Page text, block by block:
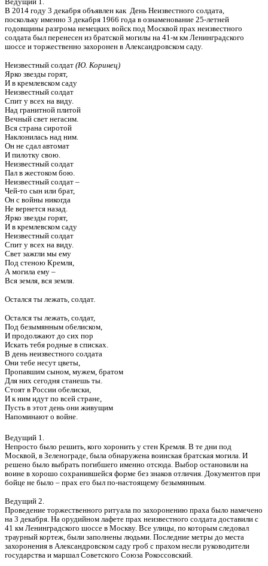
В 2014 году 3 декабря объявлен как День Неизвестного солдата,
поскольку именно 3 декабря 1966 года в ознаменование 25-летней
годовщины разгрома немецких войск под Москвой прах неизвестного
солдата был перенесен из братской могилы на 41-м км Ленинградского
шоссе и торжественно захоронен в Александровском саду.
Неизвестный солдат (Ю. Коринец)
Ярко звезды горят,
И в кремлевском саду
Неизвестный солдат
Спит у всех на виду.
Над гранитной плитой
Вечный свет негасим.
Вся страна сиротой
Наклонилась над ним.
Он не сдал автомат
И пилотку свою.
Неизвестный солдат
Пал в жестоком бою.
Неизвестный солдат –
Чей-то сын или брат,
Он с войны никогда
Не вернется назад.
Ярко звезды горят,
И в кремлевском саду
Неизвестный солдат
Спит у всех на виду.
Свет зажгли мы ему
Под стеною Кремля,
А могила ему –
Вся земля, вся земля.
Остался ты лежать, солдат.
Остался ты лежать, солдат,
Под безымянным обелиском,
И продолжают до сих пор
Искать тебя родные в списках.
В день неизвестного солдата
Они тебе несут цветы,
Пропавшим сыном, мужем, братом
Для них сегодня станешь ты.
Стоят в России обелиски,
И к ним идут по всей стране,
Пусть в этот день они живущим
Напоминают о войне.
Ведущий 1.
Непросто было решить, кого хоронить у стен Кремля. В те дни под
Москвой, в Зеленограде, была обнаружена воинская братская могила. И
решено было выбрать погибшего именно отсюда. Выбор остановили на
воине в хорошо сохранившейся форме без знаков отличия. Документов при
бойце не было – прах его был по-настоящему безымянным.
Ведущий 2.
Проведение торжественного ритуала по захоронению праха было намечено
на 3 декабря. На орудийном лафете прах неизвестного солдата доставили с
41 км Ленинградского шоссе в Москву. Все улицы, по которым следовал
траурный кортеж, были заполнены людьми. Последние метры до места
захоронения в Александровском саду гроб с прахом несли руководители
государства и маршал Советского Союза Рокоссовский.